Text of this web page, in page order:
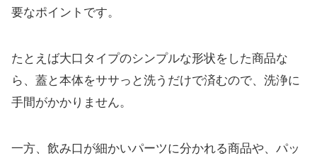
要なポイントです。
たとえば大口タイプのシンプルな形状をした商品な
ら、蓋と本体をササっと洗うだけで済むので、洗浄に
手間がかかりません。
一方、飲み口が細かいパーツに分かれる商品や、パッ